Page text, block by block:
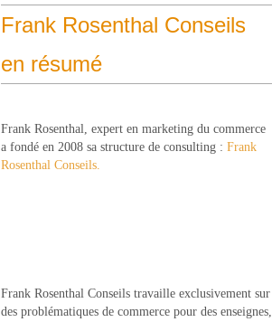
Frank Rosenthal Conseils
en résumé
Frank Rosenthal, expert en marketing du commerce
a fondé en 2008 sa structure de consulting : Frank
Rosenthal Conseils.
Frank Rosenthal Conseils travaille exclusivement sur
des problématiques de commerce pour des enseignes,